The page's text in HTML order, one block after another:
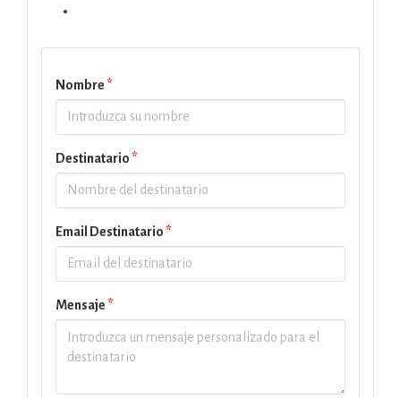
Nombre *
Destinatario *
Email Destinatario *
Mensaje *